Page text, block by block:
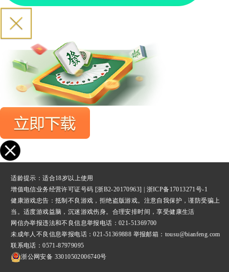
适龄提示：适合18岁以上使用
增值电信业务经营许可证号码 [浙B2-20170963] | 浙ICP备17013271号-1
健康游戏忠告：抵制不良游戏，拒绝盗版游戏。注意自我保护，谨防受骗上
当。适度游戏益脑，沉迷游戏伤身。合理安排时间，享受健康生活
网信办举报违法和不良信息举报 电话：021-51369700
未成年人不良信息举报电话：021-51369888 举报邮箱：tousu@bianfeng.com
联系电话：0571-87979095
浙公网安备 33010502006740号